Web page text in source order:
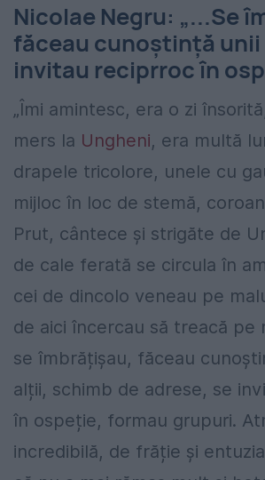
Nicolae Negru: „...Se
făceau cunoștință unii
invitau reciprroc în
„Îmi amintesc, era o zi
mers la Ungheni, era multă
drapele tricolore, unele cu
mijloc în loc de stemă,
Prut, cântece și strigăte de
de cale ferată se circula în
cei de dincolo veneau pe
de aici încercau să treacă pe
se îmbrățișau, făceau
alții, schimb de adrese, se
în ospeție, formau grupuri.
incredibilă, de frăție și